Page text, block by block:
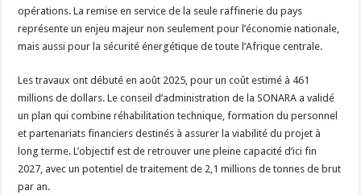
tournant
le
paysage
opérations. La remise en service de la seule raffinerie du pays
représente un enjeu majeur non seulement pour l’économie nationale,
mais aussi pour la sécurité énergétique de toute l’Afrique centrale.
Les travaux ont débuté en août 2025, pour un coût estimé à 461
millions de dollars. Le conseil d’administration de la SONARA a validé
un plan qui combine réhabilitation technique, formation du personnel
et partenariats financiers destinés à assurer la viabilité du projet à
long terme. L’objectif est de retrouver une pleine capacité d’ici fin
2027, avec un potentiel de traitement de 2,1 millions de tonnes de brut
par an.